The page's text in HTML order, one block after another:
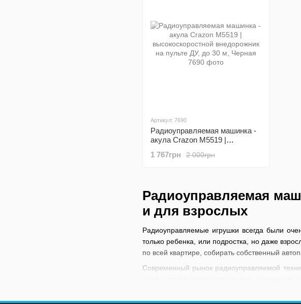
Радиоуправляемая
и для взрослых
Радиоуправляемые игрушки всегда были
только ребенка, или подростка, но даже
по всей квартире, собирать собственный
Современный рынок радиоуправляемой
отдельный вид спорта и техники.
Артикул: 7690
Радиоуправляемая машинка -
акула Crazon M5519 |
внедорожник на пульте ДУ, до
2 000грн
1 767грн